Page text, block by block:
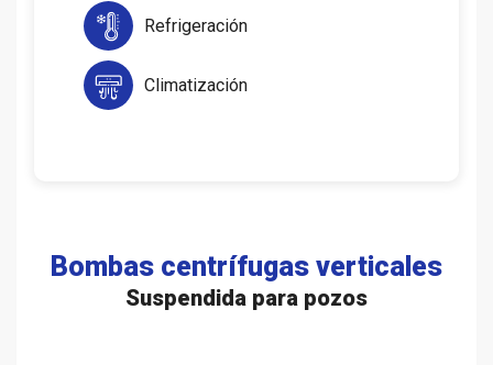
Refrigeración
Climatización
Bombas centrífugas verticales
Suspendida para pozos